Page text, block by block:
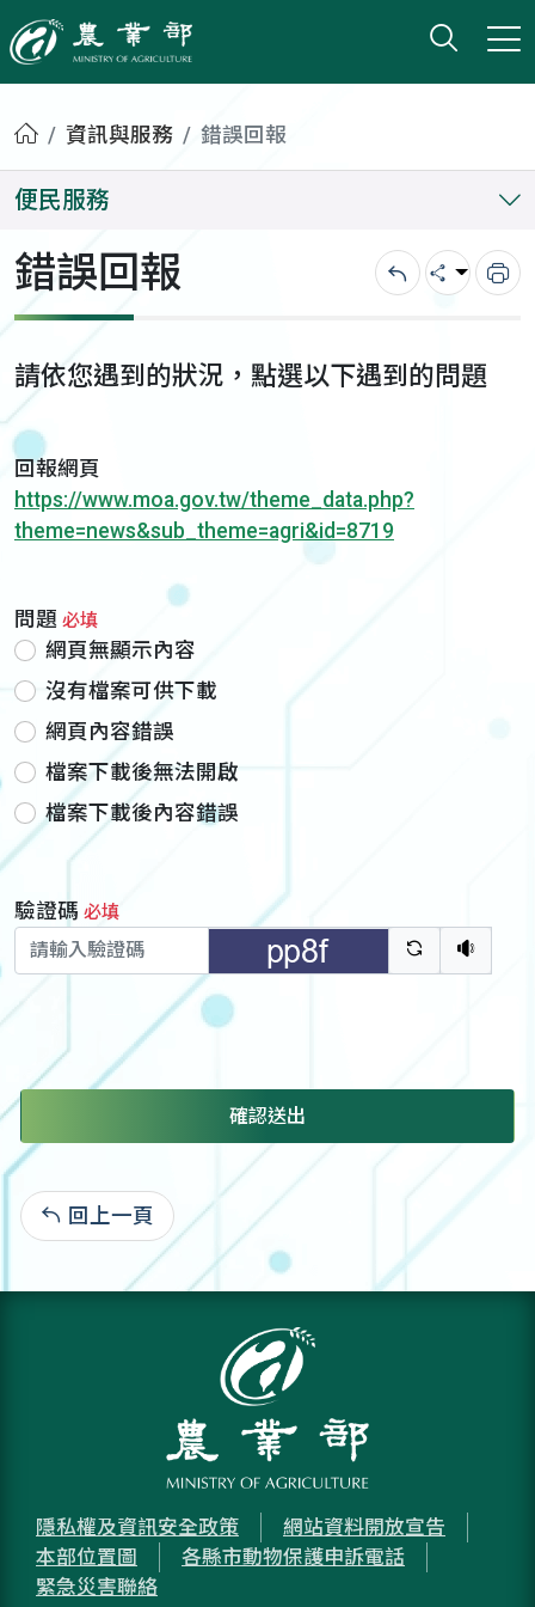
農業部
打開
小版
首頁資訊與服務 錯誤回報
便民服務
錯誤回報 回上一頁
分享 列
請依您遇到的狀況，點選以下遇到的問題
回報網頁
https://www.moa.gov.tw/theme_data.php?
theme=news&sub_theme=agri&id=8719
問題 必填
網頁無顯示內容
沒有檔案可供下載
網頁內容錯誤
檔案下載後無法開啟
檔案下載後內容錯誤
驗證碼 必填
驗證碼重新
聽語
確認送出
回上一頁
隱私權及資訊安全政策
網站資料開放宣告
本部位置圖
各縣市動物保護申訴電話
緊急災害聯絡